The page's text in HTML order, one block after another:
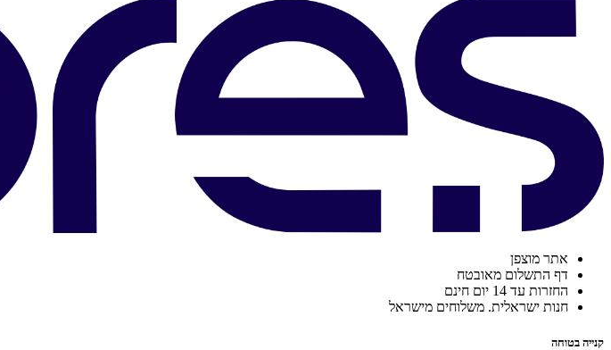
אתר מוצפן
דף התשלום מאובטח
החזרות עד 14 יום חינם
חנות ישראלית. משלוחים מישראל
קנייה בטוחה